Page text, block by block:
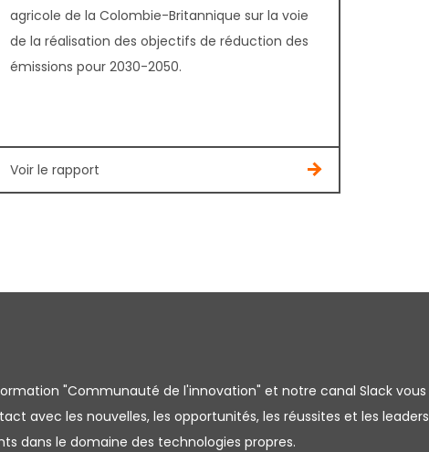
agricole de la Colombie-Britannique sur la voie
de la réalisation des objectifs de réduction des
émissions pour 2030-2050.
Voir le rapport
"Communauté de l'innovation" et notre canal Slack vous
avec les nouvelles, les opportunités, les réussites et les leaders
dans le domaine des technologies propres.